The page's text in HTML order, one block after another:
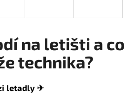
na letišti a co
technika?
letadly ✈